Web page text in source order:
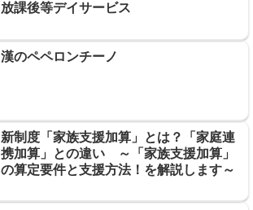
放課後等デイサービス
漢のペペロンチーノ
新制度「家族支援加算」とは？「家庭連
携加算」との違い ～「家族支援加算」
の算定要件と支援方法！を解説します～